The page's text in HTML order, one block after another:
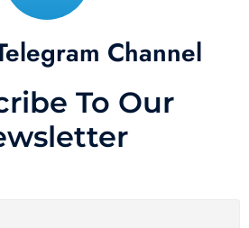
Channel
To Our